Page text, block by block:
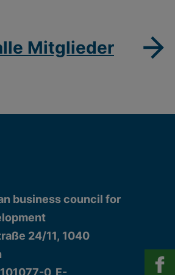
Mitglieder
business council for
24/11, 1040
0, E-